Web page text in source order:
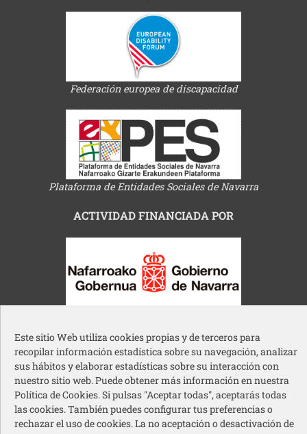
Este sitio Web utiliza cookies propias y de terceros para
recopilar información estadística sobre su navegación, analizar
sus hábitos y elaborar estadísticas sobre su interacción con
nuestro sitio web. Puede obtener más información en nuestra
Política de Cookies. Si pulsas "Aceptar todas", aceptarás todas
las cookies. También puedes configurar tus preferencias o
rechazar el uso de cookies. La no aceptación o desactivación de
Federación europea de discapacidad
Plataforma de Entidades Sociales de Navarra
ACTIVIDAD FINANCIADA POR
Ayuntamiento de Pamplona